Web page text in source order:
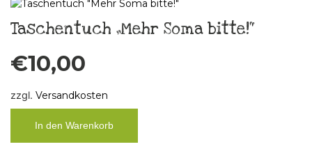
Taschentuch „Mehr Soma bitte!“
€10,00
zzgl. Versandkosten
In den Warenkorb